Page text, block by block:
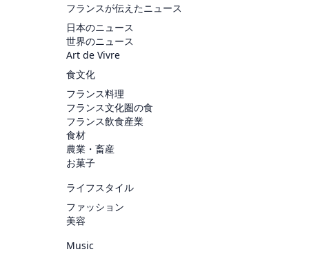
フランスが伝えたニュース
日本のニュース
世界のニュース
Art de Vivre
食文化
フランス料理
フランス文化圏の食
フランス飲食産業
食材
農業・畜産
お菓子
ライフスタイル
ファッション
美容
Music